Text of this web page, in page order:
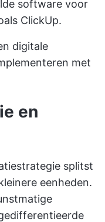
software voor
ClickUp.
digitale
met
en
splitst
eenheden.